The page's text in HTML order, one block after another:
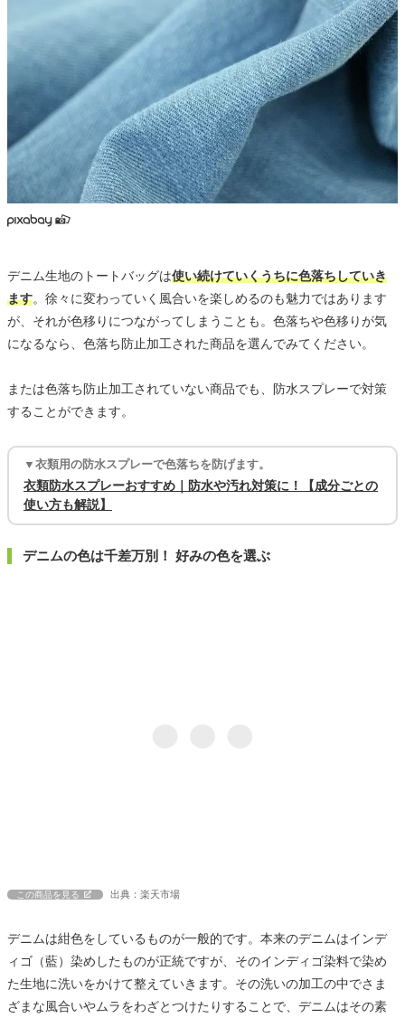
デニム生地のトートバッグは使い続けていくうちに色落ちしていき
ます。徐々に変わっていく風合いを楽しめるのも魅力ではあります
が、それが色移りにつながってしまうことも。色落ちや色移りが気
になるなら、色落ち防止加工された商品を選んでみてください。
または色落ち防止加工されていない商品でも、防水スプレーで対策
することができます。
▼衣類用の防水スプレーで色落ちを防げます。
衣類防水スプレーおすすめ｜防水や汚れ対策に！【成分ごとの
使い方も解説】
デニムの色は千差万別！ 好みの色を選ぶ
この商品を見る 出典：楽天市場
デニムは紺色をしているものが一般的です。本来のデニムはインデ
ィゴ（藍）染めしたものが正統ですが、そのインディゴ染料で染め
た生地に洗いをかけて整えていきます。その洗いの加工の中でさま
ざまな風合いやムラをわざとつけたりすることで、デニムはその素